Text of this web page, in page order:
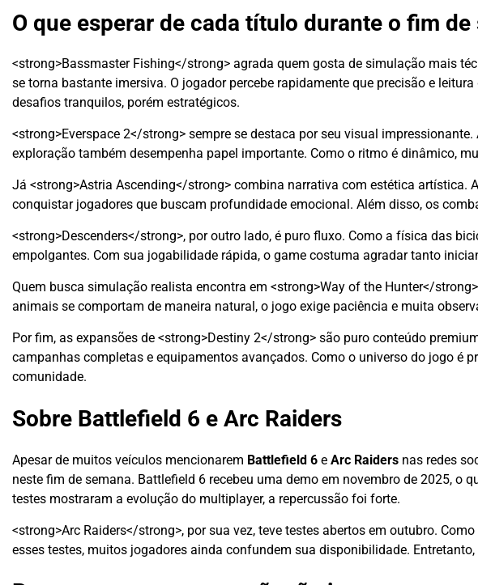
O que esperar de cada título durante o fim de
<strong>Bassmaster Fishing</strong> agrada quem gosta de simulação mais
se torna bastante imersiva. O jogador percebe rapidamente que precisão e
desafios tranquilos, porém estratégicos.
<strong>Everspace 2</strong> sempre se destaca por seu visual
exploração também desempenha papel importante. Como o ritmo é dinâmico,
Já <strong>Astria Ascending</strong> combina narrativa com estética artística.
conquistar jogadores que buscam profundidade emocional. Além disso, os
<strong>Descenders</strong>, por outro lado, é puro fluxo. Como a física das
empolgantes. Com sua jogabilidade rápida, o game costuma agradar tanto
Quem busca simulação realista encontra em <strong>Way of the Hunter</
animais se comportam de maneira natural, o jogo exige paciência e muita
Por fim, as expansões de <strong>Destiny 2</strong> são puro conteúdo
campanhas completas e equipamentos avançados. Como o universo do jogo é
comunidade.
Sobre Battlefield 6 e Arc Raiders
Apesar de muitos veículos mencionarem Battlefield 6 e Arc Raiders nas redes
neste fim de semana. Battlefield 6 recebeu uma demo em novembro de 2025, o
testes mostraram a evolução do multiplayer, a repercussão foi forte.
<strong>Arc Raiders</strong>, por sua vez, teve testes abertos em outubro.
esses testes, muitos jogadores ainda confundem sua disponibilidade.